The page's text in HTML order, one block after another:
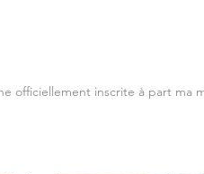
officiellement inscrite à part ma